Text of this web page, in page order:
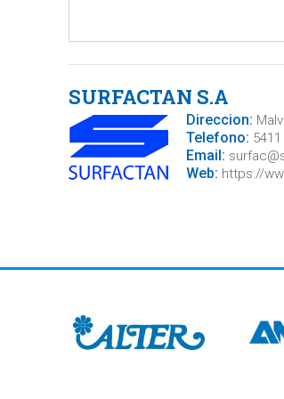
SURFACTAN S.A
Direccion:
Telefono:
Email:
Web: https://